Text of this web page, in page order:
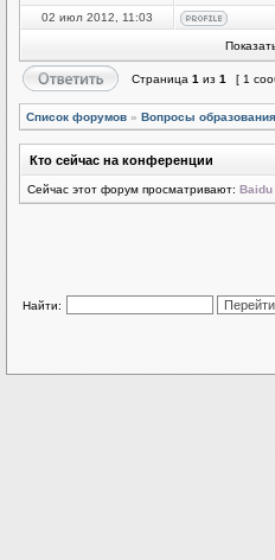
02 июл 2012, 11:03
Страница 1 из 1 [ 1
Список форумов » Вопросы образования
Кто сейчас на конференции
Сейчас этот форум просматривают: Baidu
Найти: